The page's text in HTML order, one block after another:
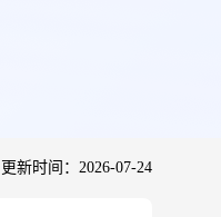
更新时间：2026-07-24